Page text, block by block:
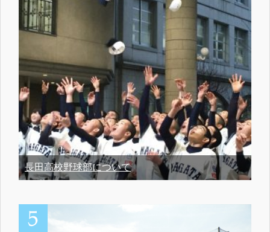
長田高校野球部について